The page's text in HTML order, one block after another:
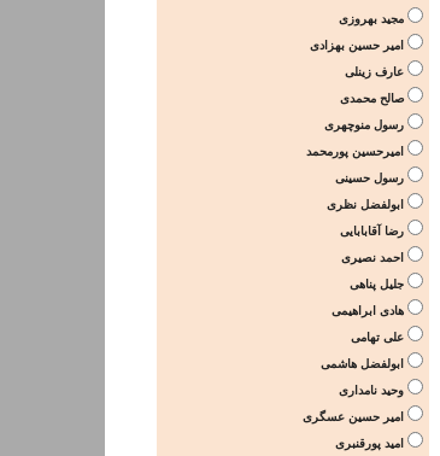
مجید بهروزی
امیر حسین بهزادی
عارف زینلی
صالح محمدی
رسول منوچهری
امیرحسین پورمحمد
رسول حسینی
ابولفضل نظری
رضا آقابابایی
احمد نصیری
جلیل پناهی
هادی ابراهیمی
علی تهامی
ابولفضل هاشمی
وحید نامداری
امیر حسین عسگری
امید پورقنبری